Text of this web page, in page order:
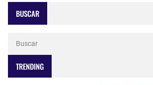
BUSCAR
TRENDING